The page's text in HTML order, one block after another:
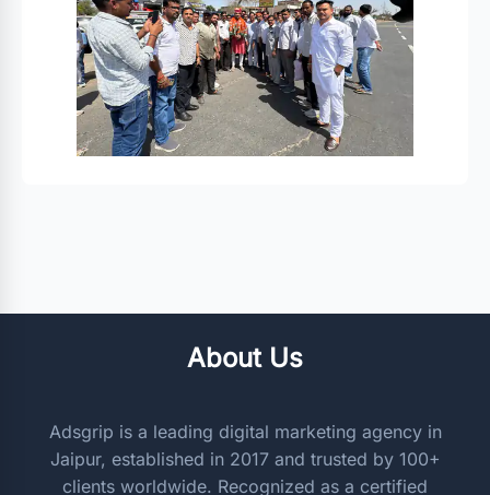
About Us
Adsgrip is a leading digital marketing agency in
Jaipur, established in 2017 and trusted by 100+
clients worldwide. Recognized as a certified